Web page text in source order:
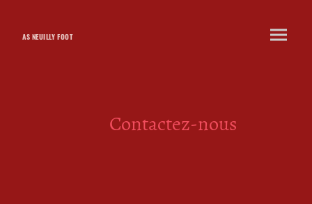
AS NEUILLY FOOT
Contactez-nous